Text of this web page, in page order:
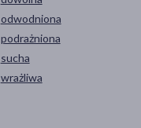
odwodniona
podrażniona
sucha
wrażliwa